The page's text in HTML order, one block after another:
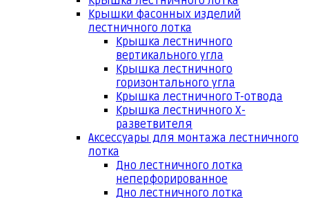
Крышки фасонных изделий
лестничного лотка
Крышка лестничного
вертикального угла
Крышка лестничного
горизонтального угла
Крышка лестничного Т-отвода
Крышка лестничного Х-
разветвителя
Аксессуары для монтажа лестничного
лотка
Дно лестничного лотка
неперфорированное
Дно лестничного лотка